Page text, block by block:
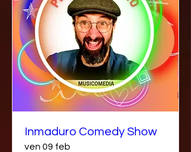
Inmaduro Comedy Show
ven 09 feb